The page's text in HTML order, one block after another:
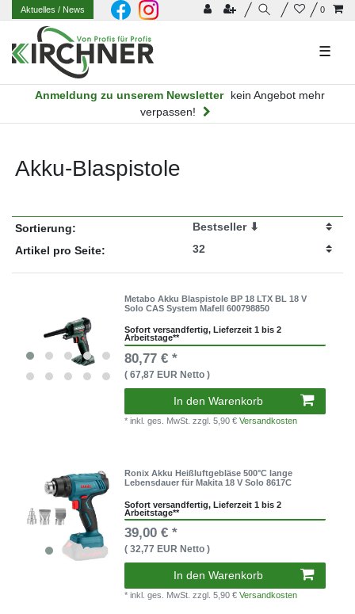
0
Aktuelles/ News
☰
Anmeldung zu unserem Newsletter
kein Angebot mehr
verpassen!
Akku-Blaspistole
Sortierung:
Artikel pro Seite:
Metabo Akku Blaspistole BP 18 LTX BL 18 V
Solo CAS System Mafell 600798850
Sofort versandfertig, Lieferzeit 1 bis 2
Arbeitstage**
80,77 € *
( 67,87 EUR Netto )
In den Warenkorb
* inkl. ges. MwSt.zzgl. 5,90 €Versandkosten
Ronix Akku Heißluftgebläse 500°C lange
Lebensdauer für Makita 18 V Solo 8617C
Sofort versandfertig, Lieferzeit 1 bis 2
Arbeitstage**
39,00 € *
( 32,77 EUR Netto )
In den Warenkorb
* inkl. ges. MwSt.zzgl. 5,90 €Versandkosten